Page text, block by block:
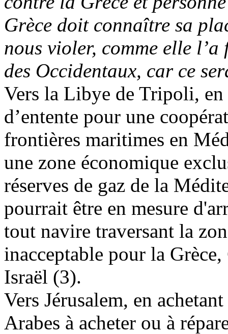
Grèce doit connaître sa
nous violer, comme elle
des Occidentaux, car ce
Vers la Libye de Tripoli, en
d’entente pour une
frontières maritimes en
une zone économique
réserves de gaz de la
pourrait être en mesure
tout navire traversant la
inacceptable pour la
Israël (3).
Vers Jérusalem, en
Arabes à acheter ou à